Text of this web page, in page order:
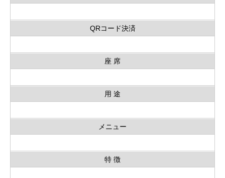
QRコード決済
座 席
用 途
メニュー
特 徴